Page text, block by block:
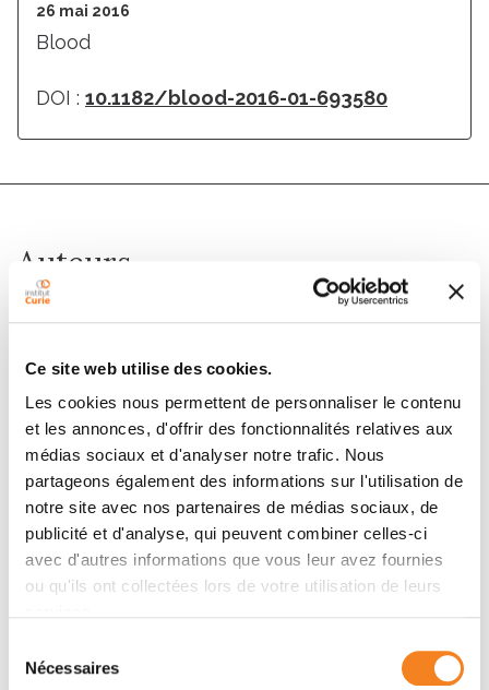
Ce site web utilise des cookies.
Les cookies nous permettent de personnaliser le contenu
et les annonces, d'offrir des fonctionnalités relatives aux
médias sociaux et d'analyser notre trafic. Nous
partageons également des informations sur l'utilisation de
notre site avec nos partenaires de médias sociaux, de
publicité et d'analyse, qui peuvent combiner celles-ci
avec d'autres informations que vous leur avez fournies
ou qu'ils ont collectées lors de votre utilisation de leurs
Nécessaires
26 mai 2016
Blood
DOI : 10.1182/blood-2016-01-693580
Auteurs
Philippe Moreau, Cyrille Hulin, Margaret Macro, Denis
Garderet, Bruno Royer, Sabine Brechignac, Mourad
Tiab, Mathieu Puyade, Martine Escoffre, Anne-Marie
Stoppa, Thierry Facon, Brigitte Pegourie, Driss Chaoui,
Arnaud Jaccard, Borhane Slama, Gerald Marit, Karim
Laribi, Pascal Godmer, Odile Luycx, Jean-Claude
Eisenmann, Olivier Allangba, Mamoun Dib, Carla
Araujo, Jean Fontan, Karim Belhadj, Marc Wetterwald,
Véronique Dorvaux, Jean-Paul Fermand, Philippe
Rodon, Brigitte Kolb, Sylvie Glaisner, Jean-Valere
Helene Caillon, Herve Avet-Loiseau, Thomas Dejoie,
Michel Attal